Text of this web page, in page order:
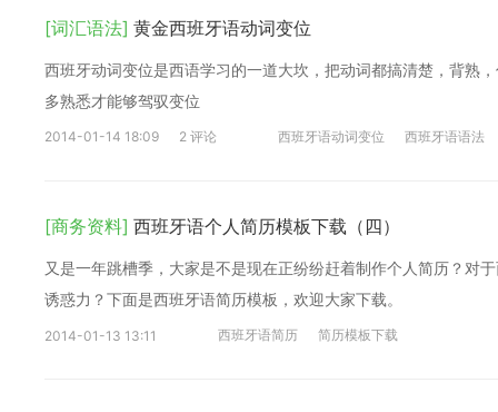
[词汇语法] 黄金西班牙语动词变位
西班牙动词变位是西语学习的一道大坎，把动词都搞清楚，背熟
多熟悉才能够驾驭变位
2014-01-14 18:09 2 评论 西班牙语动词变位 西班牙语语法
[商务资料] 西班牙语个人简历模板下载（四）
又是一年跳槽季，大家是不是现在正纷纷赶着制作个人简历？对
诱惑力？下面是西班牙语简历模板，欢迎大家下载。
2014-01-13 13:11 西班牙语简历 简历模板下载